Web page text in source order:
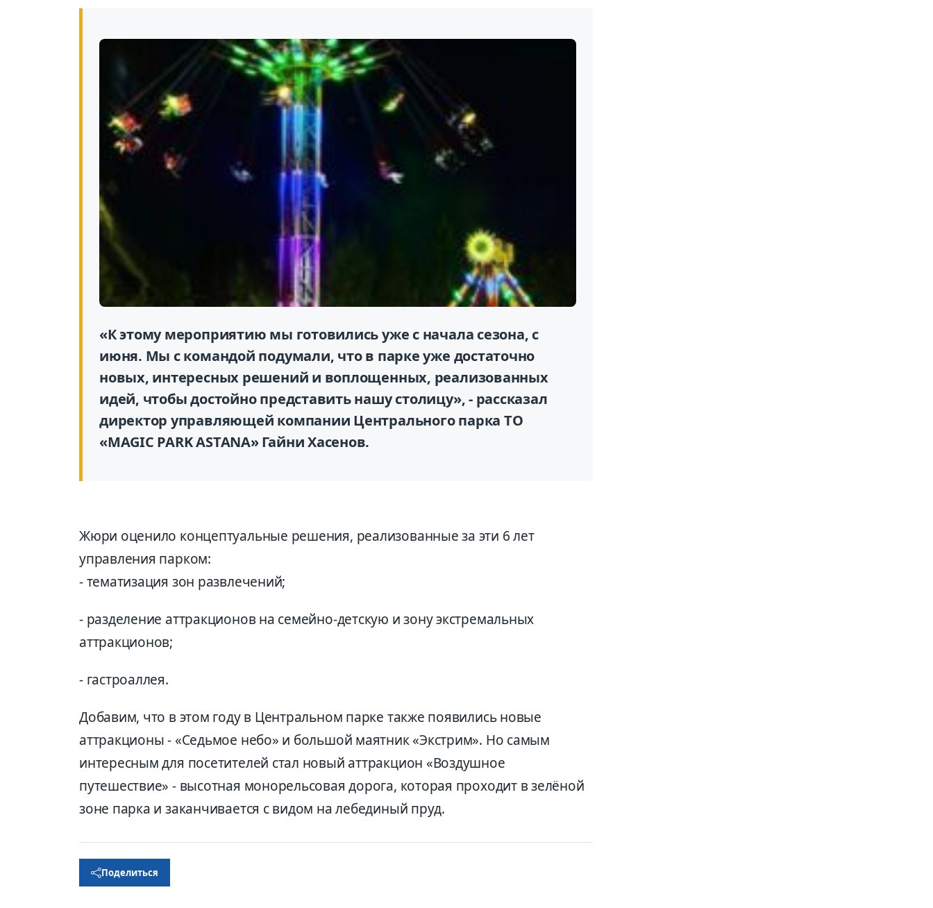
«К этому мероприятию мы готовились уже с начала сезона, с
июня. Мы с командой подумали, что в парке уже достаточно
новых, интересных решений и воплощенных, реализованных
идей, чтобы достойно представить нашу столицу», - рассказал
директор управляющей компании Центрального парка TO
«MAGIC PARK ASTANA» Гайни Хасенов.
Жюри оценило концептуальные решения, реализованные за эти 6 лет
управления парком:
- тематизация зон развлечений;
- разделение аттракционов на семейно-детскую и зону экстремальных
аттракционов;
- гастроаллея.
Добавим, что в этом году в Центральном парке также появились новые
аттракционы - «Седьмое небо» и большой маятник «Экстрим». Но самым
интересным для посетителей стал новый аттракцион «Воздушное
путешествие» - высотная монорельсовая дорога, которая проходит в зелёной
зоне парка и заканчивается с видом на лебединый пруд.
Поделиться